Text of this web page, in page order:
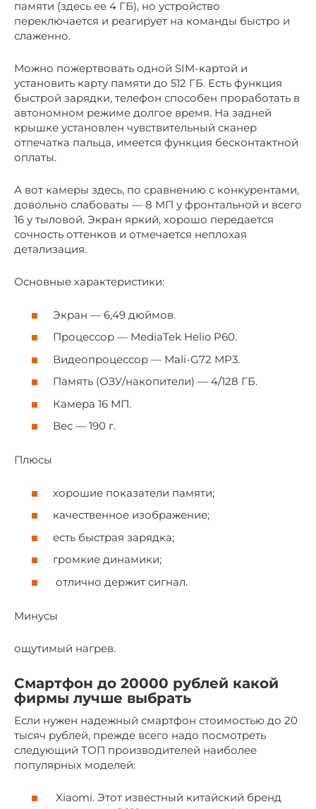
памяти (здесь ее 4 ГБ), но устройство
переключается и реагирует на команды быстро и
слаженно.
Можно пожертвовать одной SIM-картой и
установить карту памяти до 512 ГБ. Есть функция
быстрой зарядки, телефон способен проработать в
автономном режиме долгое время. На задней
крышке установлен чувствительный сканер
отпечатка пальца, имеется функция бесконтактной
оплаты.
А вот камеры здесь, по сравнению с конкурентами,
довольно слабоваты — 8 МП у фронтальной и всего
16 у тыловой. Экран яркий, хорошо передается
сочность оттенков и отмечается неплохая
детализация.
Основные характеристики:
Экран — 6,49 дюймов.
Процессор — MediaTek Helio P60.
Видеопроцессор — Mali-G72 MP3.
Память (ОЗУ/накопители) — 4/128 ГБ.
Камера 16 МП.
Вес — 190 г.
Плюсы
хорошие показатели памяти;
качественное изображение;
есть быстрая зарядка;
громкие динамики;
отлично держит сигнал.
Минусы
ощутимый нагрев.
Смартфон до 20000 рублей какой
фирмы лучше выбрать
Если нужен надежный смартфон стоимостью до 20
тысяч рублей, прежде всего надо посмотреть
следующий ТОП производителей наиболее
популярных моделей:
Xiaomi. Этот известный китайский бренд